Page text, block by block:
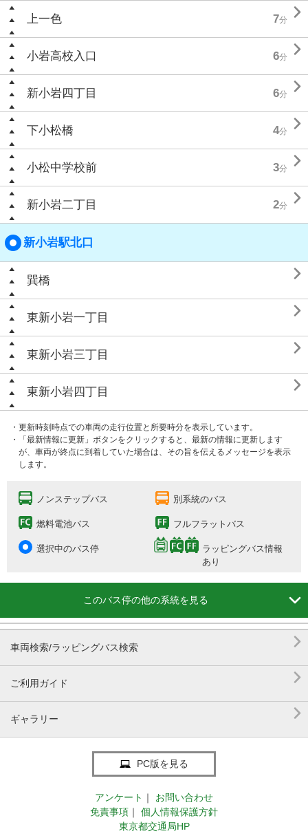
上一色 7分 
小岩高校入口 6分 
新小岩四丁目 6分 
下小松橋 4分 
小松中学校前 3分 
新小岩二丁目 2分 
新小岩駅北口
巽橋 
東新小岩一丁目 
東新小岩三丁目 
東新小岩四丁目 
・更新時刻時点での車両の走行位置と所要時分を表示しています。
・「最新情報に更新」ボタンをクリックすると、最新の情報に更新します
が、車両が終点に到着していた場合は、その旨を伝えるメッセージを表示
します。
ノンステップバス 別系統のバス
燃料電池バス フルフラットバス
選択中のバス停
ラッピングバス情報
あり
このバス停の他の系統を見る 
車両検索/ラッピングバス検索 
ご利用ガイド 
ギャラリー 
PC版を見る
アンケート ｜
お問い合わせ
免責事項 ｜
個人情報保護方針
東京都交通局HP